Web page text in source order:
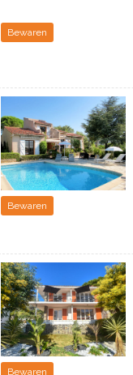
Bewaren
Bewaren
Bewaren